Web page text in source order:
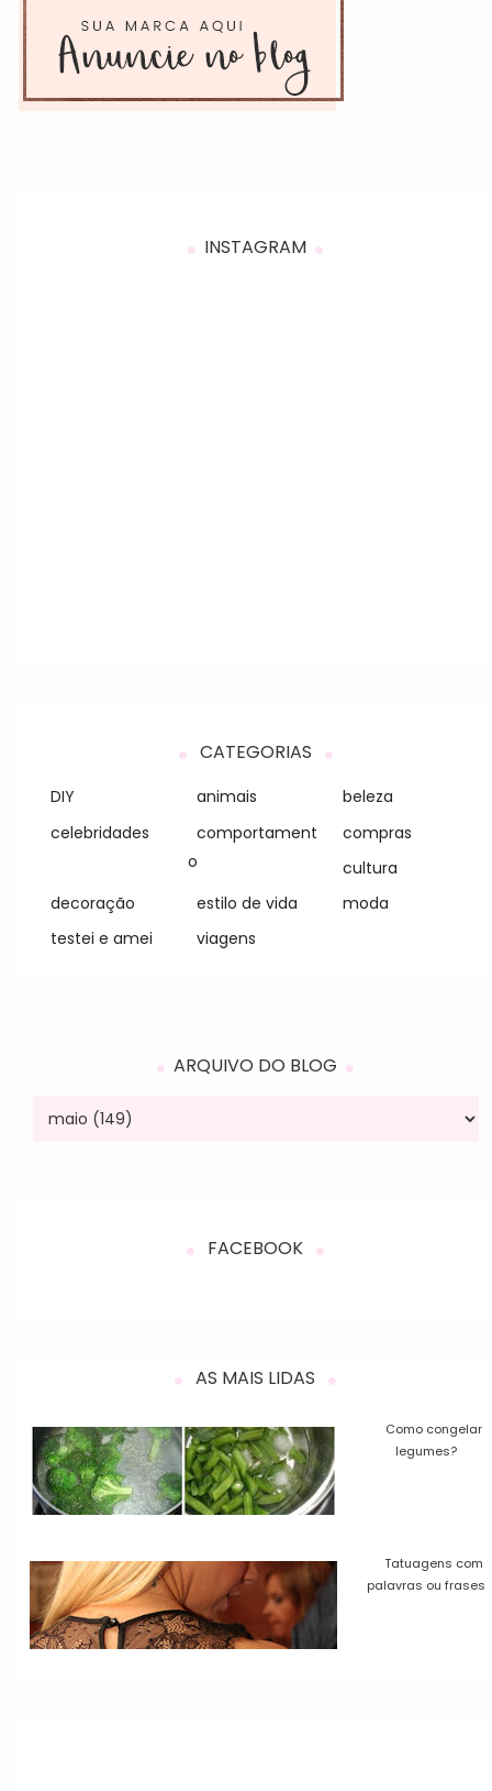
INSTAGRAM
CATEGORIAS
DIY animais
beleza
celebridades
comportament
o
compras
cultura
decoração
estilo de vida
moda
testei e amei
viagens
ARQUIVO DO BLOG
FACEBOOK
AS MAIS LIDAS
Como congelar
legumes?
Tatuagens com
palavras ou frases